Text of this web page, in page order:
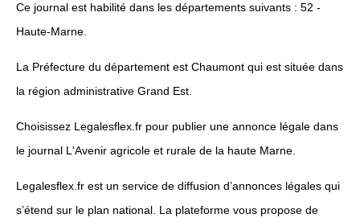
Ce journal est habilité dans les départements suivants : 52 -
Haute-Marne.
La Préfecture du département est Chaumont qui est située dans
la région administrative Grand Est.
Choisissez Legalesflex.fr pour publier une annonce légale dans
le journal L'Avenir agricole et rurale de la haute Marne.
Legalesflex.fr est un service de diffusion d’annonces légales qui
s’étend sur le plan national. La plateforme vous propose de